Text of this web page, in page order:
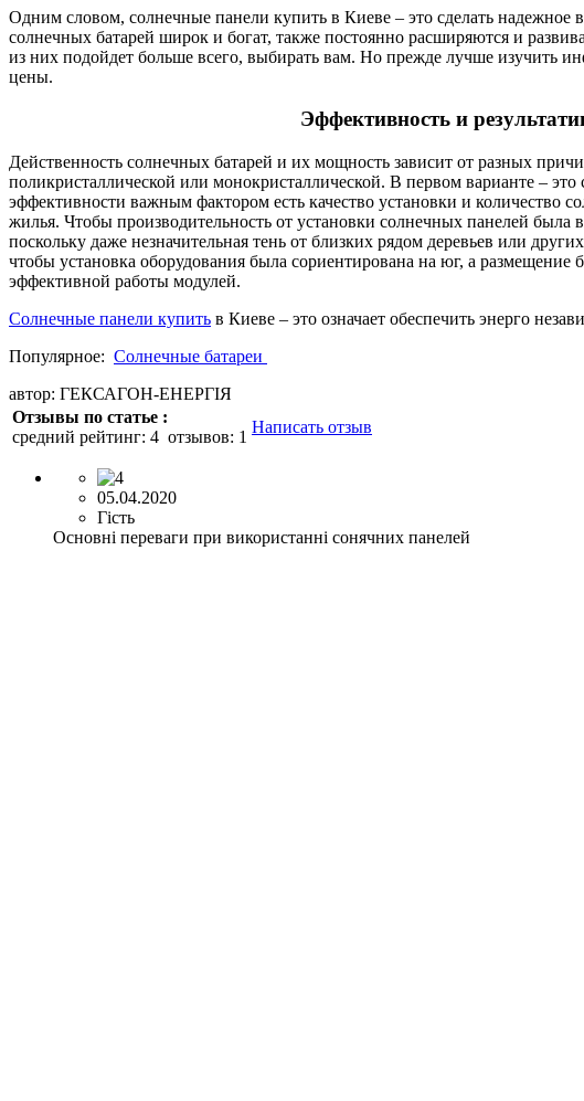
Одним словом, солнечные панели купить в Киеве – это сделать надежное
солнечных батарей широк и богат, также постоянно расширяются и
из них подойдет больше всего, выбирать вам. Но прежде лучше изучить
цены.
Эффективность и
Действенность солнечных батарей и их мощность зависит от разных
поликристаллической или монокристаллической. В первом варианте –
эффективности важным фактором есть качество установки и количество
жилья. Чтобы производительность от установки солнечных панелей была
поскольку даже незначительная тень от близких рядом деревьев или
чтобы установка оборудования была сориентирована на юг, а
эффективной работы модулей.
Солнечные панели купить в Киеве – это означает обеспечить энерго
Популярное: Солнечные батареи
автор: ГЕКСАГОН-ЕНЕРГІЯ
Отзывы по статье :
средний рейтинг: 4 отзывов: 1
Написать отзыв
05.04.2020
Гість
Основні переваги при використанні сонячних панелей